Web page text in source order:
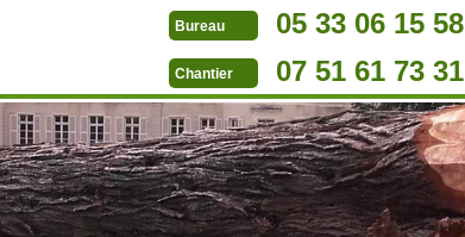
Bureau 05 33 06 15 58
Chantier 07 51 61 73 31